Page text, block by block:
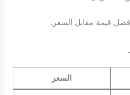
قيمة مقابل السعر.
السعر